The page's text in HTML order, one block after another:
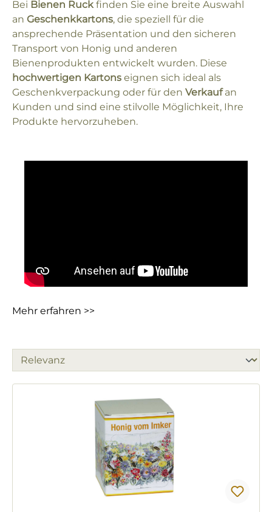
Bei Bienen Ruckfinden Sie eine breite Auswahl
an Geschenkkartons, die speziell für die
ansprechende Präsentation und den sicheren
Transport von Honig und anderen
Bienenprodukten entwickelt wurden. Diese
hochwertigen Kartons eignen sich ideal als
Geschenkverpackung oder für den Verkaufan
Kunden und sind eine stilvolle Möglichkeit, Ihre
Produkte hervorzuheben.
Mehr erfahren >>